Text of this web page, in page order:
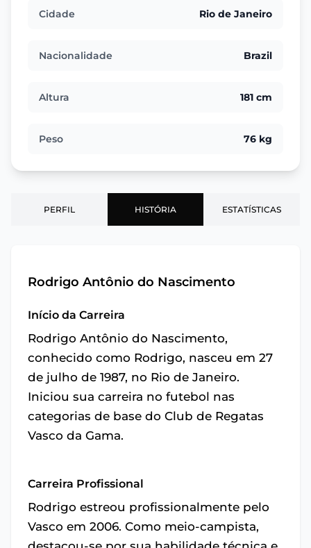
Cidade Rio de Janeiro
Nacionalidade Brazil
Altura 181 cm
Peso 76 kg
PERFIL HISTÓRIA ESTATÍSTICAS
Rodrigo Antônio do Nascimento
Início da Carreira
Rodrigo Antônio do Nascimento,
conhecido como Rodrigo, nasceu em 27
de julho de 1987, no Rio de Janeiro.
Iniciou sua carreira no futebol nas
categorias de base do Club de Regatas
Vasco da Gama.
Carreira Profissional
Rodrigo estreou profissionalmente pelo
Vasco em 2006. Como meio-campista,